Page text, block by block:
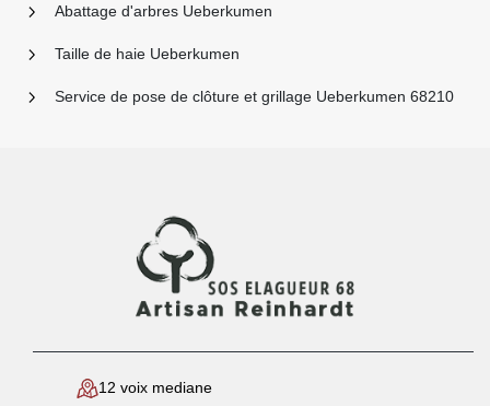
Abattage d'arbres Ueberkumen
Taille de haie Ueberkumen
Service de pose de clôture et grillage Ueberkumen 68210
12 voix mediane